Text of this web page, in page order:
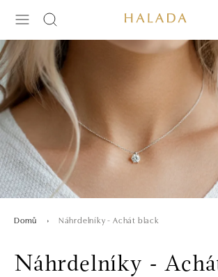
Domů Náhrdelníky - Achát black
Náhrdelníky -